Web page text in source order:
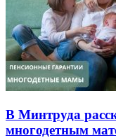
В Минтруда
многодетным